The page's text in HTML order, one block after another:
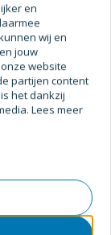
en
wij en
jouw
website
partijen content
het dankzij
Lees meer